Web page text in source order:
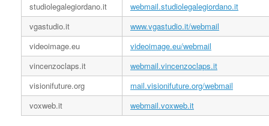
studiolegalegiordano.it
webmail.studiolegalegiordano.it
vgastudio.it
www.vgastudio.it/webmail
videoimage.eu
videoimage.eu/webmail
vincenzoclaps.it
webmail.vincenzoclaps.it
visionifuture.org
mail.visionifuture.org/webmail
voxweb.it
webmail.voxweb.it